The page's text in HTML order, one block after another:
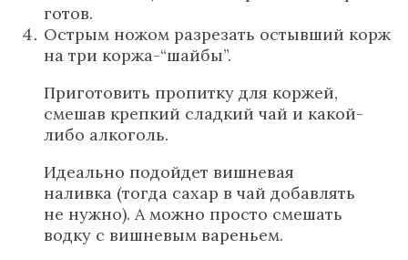
готов.
Острым ножом разрезать остывший корж
на три коржа-“шайбы”.
Приготовить пропитку для коржей,
смешав крепкий сладкий чай и какой-
либо алкоголь.
Идеально подойдет вишневая
наливка (тогда сахар в чай добавлять
не нужно). А можно просто смешать
водку с вишневым вареньем.